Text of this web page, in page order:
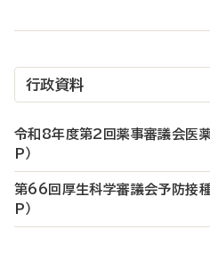
行政資料
令和8年度第2回薬事審議会医
P）
第66回厚生科学審議会予防接種
P）